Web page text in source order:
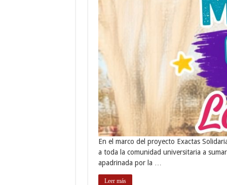
En el marco del proyecto Exactas
a toda la comunidad universitaria a
apadrinada por la …
Leer más